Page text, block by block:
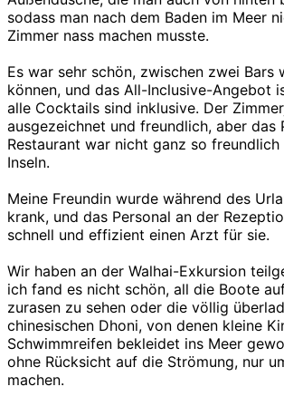
sodass man nach dem Baden im Meer
Zimmer nass machen musste.
Es war sehr schön, zwischen zwei Bars
können, und das All-Inclusive-Angebot
alle Cocktails sind inklusive. Der
ausgezeichnet und freundlich, aber das
Restaurant war nicht ganz so
Inseln.
Meine Freundin wurde während des
krank, und das Personal an der
schnell und effizient einen Arzt für sie.
Wir haben an der Walhai-Exkursion
ich fand es nicht schön, all die Boote
zurasen zu sehen oder die völlig
chinesischen Dhoni, von denen kleine
Schwimmreifen bekleidet ins Meer
ohne Rücksicht auf die Strömung, nur
machen.